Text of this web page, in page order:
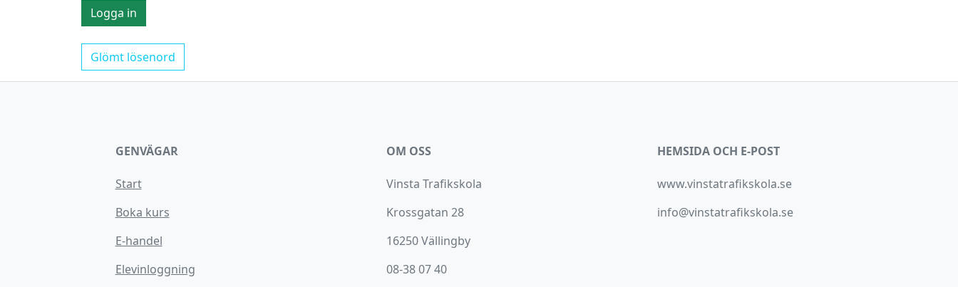
Glömt lösenord
GENVÄGAR
Start
Boka kurs
E-handel
Elevinloggning
OM OSS
Vinsta Trafikskola
Krossgatan 28
16250 Vällingby
08-38 07 40
HEMSIDA OCH E-POST
www.vinstatrafikskola.se
info@vinstatrafikskola.se